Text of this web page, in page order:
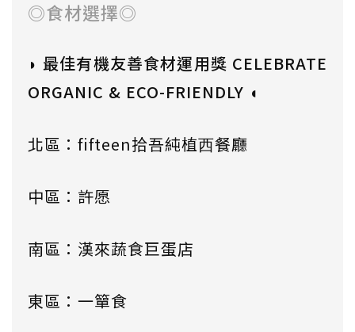
◎食材選擇◎
◗ 最佳有機友善食材運用獎 CELEBRATE
ORGANIC & ECO-FRIENDLY ◖
北區：fifteen拾吾純植⻄餐廳
中區：許愿
南區：漢來蔬食巨蛋店
東區：一簞食